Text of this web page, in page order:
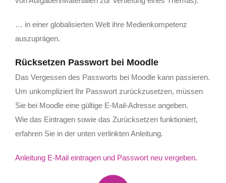
… in einer globalisierten Welt ihre Medienkompetenz
auszuprägen.
Rücksetzen Passwort bei Moodle
Das Vergessen des Passworts bei Moodle kann passieren.
Um unkompliziert Ihr Passwort zurückzusetzen, müssen
Sie bei Moodle eine gültige E-Mail-Adresse angeben.
Wie das Eintragen sowie das Zurücksetzen funktioniert,
erfahren Sie in der unten verlinkten Anleitung.
Anleitung E-Mail eintragen und Passwort neu vergeben.